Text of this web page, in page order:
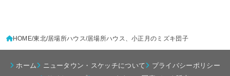
HOME 東北 居場所ハウス 居場所ハウス、小正月のミズキ団子
ホーム ニュータウン・スケッチについて
プライバシーポリシー